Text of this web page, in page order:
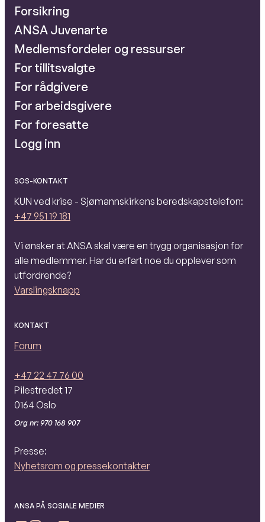
Forsikring
ANSA Juvenarte
Medlemsfordeler og ressurser
For tillitsvalgte
For rådgivere
For arbeidsgivere
For foresatte
Logg inn
SOS-KONTAKT
KUN ved krise - Sjømannskirkens beredskapstelefon:
+47 951 19 181
Vi ønsker at ANSA skal være en trygg organisasjon for
alle medlemmer. Har du erfart noe du opplever som
utfordrende?
Varslingsknapp
KONTAKT
Forum
+47 22 47 76 00
Pilestredet 17
0164 Oslo
Org nr: 970 168 907
Presse:
Nyhetsrom og pressekontakter
ANSA PÅ SOSIALE MEDIER